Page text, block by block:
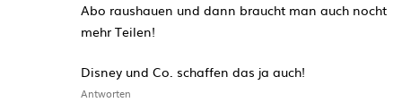
Abo raushauen und dann braucht man auch nocht
mehr Teilen!
Disney und Co. schaffen das ja auch!
Antworten